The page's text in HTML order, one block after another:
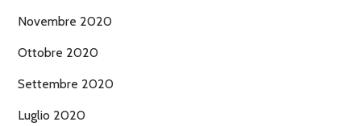
Novembre 2020
Ottobre 2020
Settembre 2020
Luglio 2020